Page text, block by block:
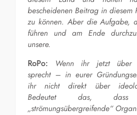
bescheidenen Beitrag in diesem
zu können. Aber die Aufgabe,
führen und am Ende
unsere.
RoPo: Wenn ihr jetzt über
sprecht – in eurer
ihr nicht direkt über
Bedeutet das,
„strömungsübergreifende“